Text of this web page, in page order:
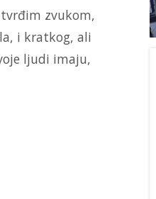
zvukom,
i kratkog, ali
ljudi imaju,